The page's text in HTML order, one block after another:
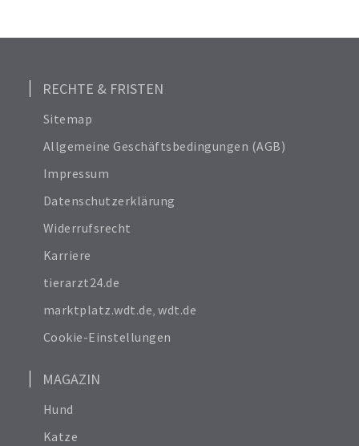
RECHTE & FRISTEN
Sitemap
Allgemeine Geschäftsbedingungen (AGB)
Impressum
Datenschutzerklärung
Widerrufsrecht
Karriere
tierarzt24.de
marktplatz.wdt.de,wdt.de
Cookie-Einstellungen
MAGAZIN
Hund
Katze